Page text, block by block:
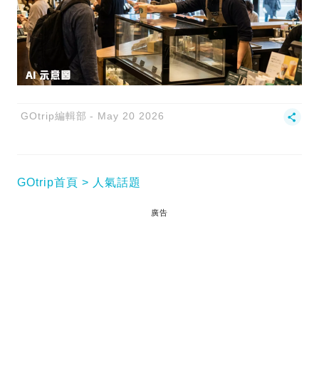
GOtrip編輯部 May 20 2026
GOtrip首頁 人氣話題
廣告